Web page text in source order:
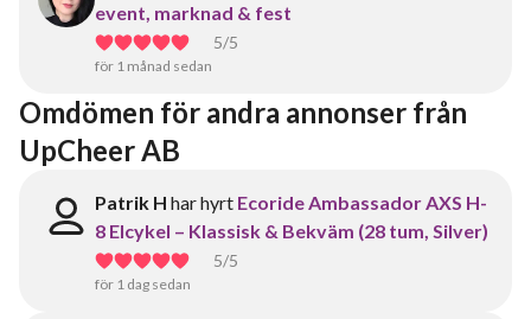
event, marknad & fest
5/5
för 1 månad sedan
Omdömen för andra annonser från
UpCheer AB
Patrik H har hyrt Ecoride Ambassador AXS H-
8 Elcykel – Klassisk & Bekväm (28 tum, Silver)
5/5
för 1 dag sedan